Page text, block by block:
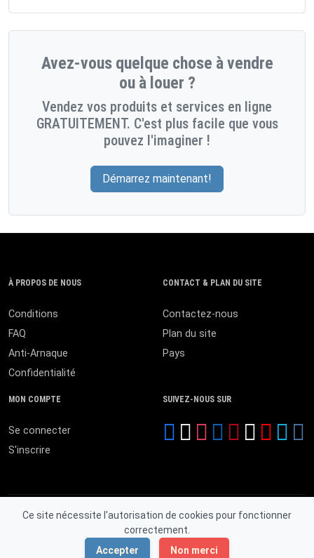
Avez-vous quelque chose à vendre
ou à louer ?
Vendez vos produits et services en ligne
GRATUITEMENT. C'est plus facile que vous
pouvez l'imaginer !
Démarrez maintenant!
Ce site nécessite l'autorisation de cookies pour fonctionner
correctement.
Accepter
Non merci
À PROPOS DE NOUS
Conditions
FAQ
Anti-Arnaque
Confidentialité
CONTACT & PLAN DU SITE
Contactez-nous
Plan du site
Pays
MON COMPTE
Se connecter
S'inscrire
SUIVEZ-NOUS SUR
© 2026 MALI ANNONCES. Tous droits réservés.